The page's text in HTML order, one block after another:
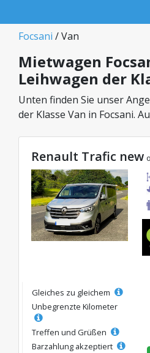
Focsani / Van
Mietwagen
Leihwagen der
Unten finden Sie unser
der Klasse Van in Focsani.
gewählten Kategorie
Preisen ab nur 87€/Tag.
Renault Trafic new
Gleiches zu gleichem
Unbegrenzte Kilometer
Treffen und Grüßen
Barzahlung akzeptiert